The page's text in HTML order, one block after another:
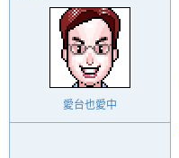
愛台也愛中